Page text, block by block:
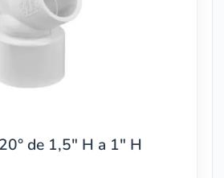
de 1,5″ H a 1″ H